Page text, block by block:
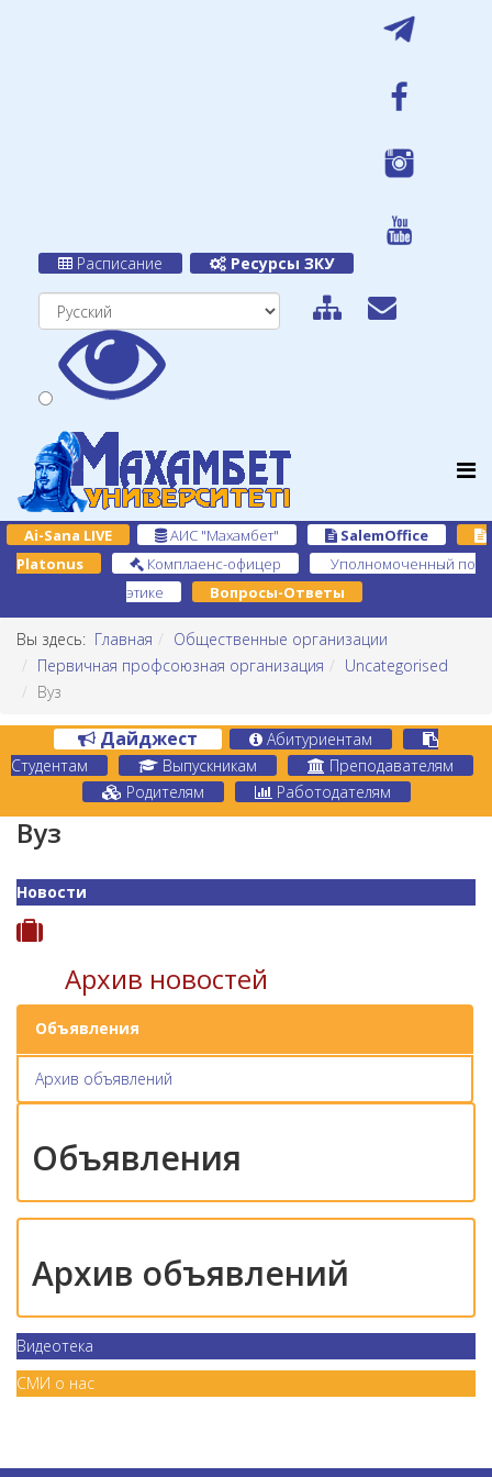
Расписание Ресурсы ЗКУ
Ai-Sana LIVE АИС "Махамбет"
SalemOffice
Platonus
Комплаенс-офицер
Уполномоченный по
этике
Вопросы-Ответы
Вы здесь: Главная
Общественные организации
Первичная профсоюзная организация
Uncategorised
Вуз
Дайджест
Абитуриентам
Студентам
Выпускникам
Преподавателям
Родителям
Работодателям
Вуз
Новости
Архив новостей
Объявления
Архив объявлений
Объявления
Архив объявлений
Видеотека
СМИ о нас